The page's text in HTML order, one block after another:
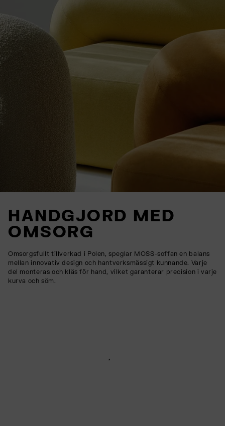
HANDGJORD MED
OMSORG
Omsorgsfullt tillverkad i Polen, speglar MOSS-soffan en balans
mellan innovativ design och hantverksmässigt kunnande. Varje
del monteras och kläs för hand, vilket garanterar precision i varje
kurva och söm.